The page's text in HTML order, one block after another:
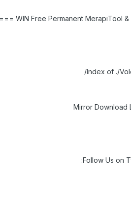
Index of ./
Mirror Download
Follow Us on